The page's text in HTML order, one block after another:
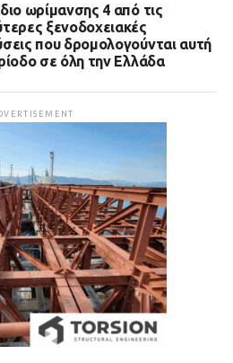
ωρίμανσης 4 από τις
ξενοδοχειακές
που δρομολογούνται αυτή
σε όλη την Ελλάδα